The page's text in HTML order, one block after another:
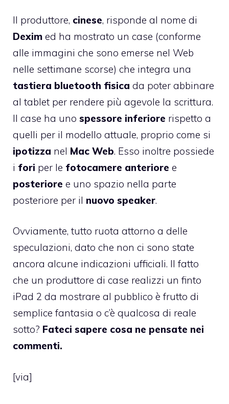
Il produttore, cinese, risponde al nome di
Dexim ed ha mostrato un case (conforme
alle immagini che sono emerse nel Web
nelle settimane scorse) che integra una
tastiera bluetooth fisica da poter abbinare
al tablet per rendere più agevole la scrittura.
Il case ha uno spessore inferiore rispetto a
quelli per il modello attuale, proprio come si
ipotizza nel Mac Web. Esso inoltre possiede
i fori per le fotocamere anteriore e
posteriore e uno spazio nella parte
posteriore per il nuovo speaker.
Ovviamente, tutto ruota attorno a delle
speculazioni, dato che non ci sono state
ancora alcune indicazioni ufficiali. Il fatto
che un produttore di case realizzi un finto
iPad 2 da mostrare al pubblico è frutto di
semplice fantasia o c’è qualcosa di reale
sotto? Fateci sapere cosa ne pensate nei
commenti.
[via]